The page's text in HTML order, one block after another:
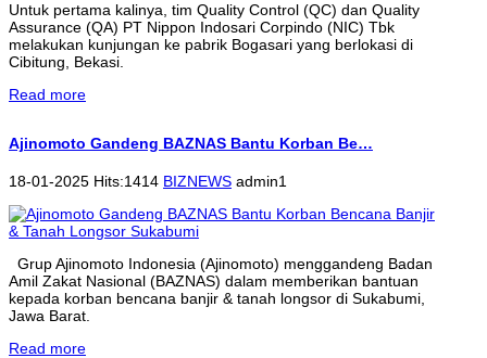
Untuk pertama kalinya, tim Quality Control (QC) dan Quality
Assurance (QA) PT Nippon Indosari Corpindo (NIC) Tbk
melakukan kunjungan ke pabrik Bogasari yang berlokasi di
Cibitung, Bekasi.
Read more
Ajinomoto Gandeng BAZNAS Bantu Korban Be…
18-01-2025 Hits:1414 BIZNEWS admin1
Grup Ajinomoto Indonesia (Ajinomoto) menggandeng Badan
Amil Zakat Nasional (BAZNAS) dalam memberikan bantuan
kepada korban bencana banjir & tanah longsor di Sukabumi,
Jawa Barat.
Read more